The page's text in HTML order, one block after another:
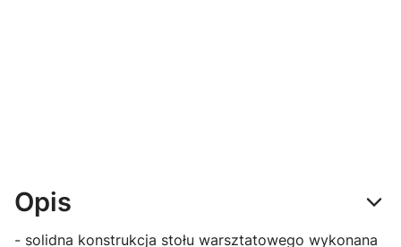
Opis
- solidna konstrukcja stołu warsztatowego wykonana